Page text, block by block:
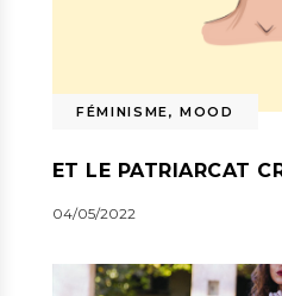
FÉMINISME,MOOD
ET LE PATRIARCAT
04/05/2022